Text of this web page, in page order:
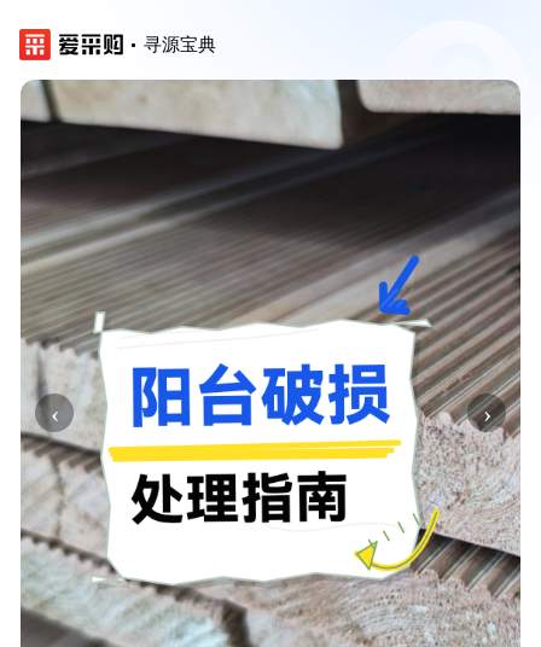
寻源宝典
‹ ›